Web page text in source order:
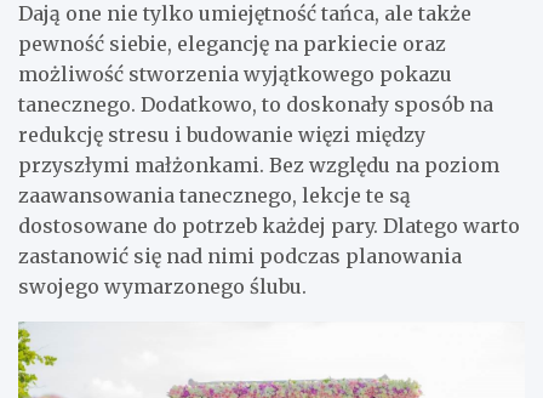
Dają one nie tylko umiejętność tańca, ale także
pewność siebie, elegancję na parkiecie oraz
możliwość stworzenia wyjątkowego pokazu
tanecznego. Dodatkowo, to doskonały sposób na
redukcję stresu i budowanie więzi między
przyszłymi małżonkami. Bez względu na poziom
zaawansowania tanecznego, lekcje te są
dostosowane do potrzeb każdej pary. Dlatego warto
zastanowić się nad nimi podczas planowania
swojego wymarzonego ślubu.